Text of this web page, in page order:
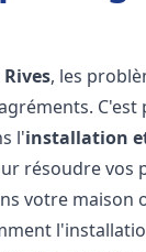
Rives, les
l'installation
résoudre vos
votre maison